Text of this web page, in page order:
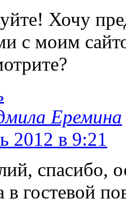
Хочу
с моим
Еремина
2012 в 9:21
спасибо,
в гостевой